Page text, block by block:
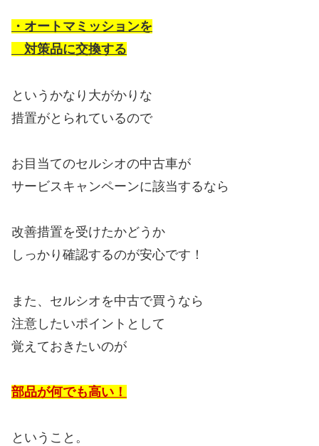
・オートマミッションを
対策品に交換する
というかなり大がかりな
措置がとられているので
お目当てのセルシオの中古車が
サービスキャンペーンに該当するなら
改善措置を受けたかどうか
しっかり確認するのが安心です！
また、セルシオを中古で買うなら
注意したいポイントとして
覚えておきたいのが
部品が何でも高い！
ということ。